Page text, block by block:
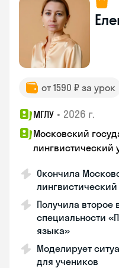
от 1590 ₽ за урок
МГЛУ • 2026 г.
Московский
лингвистический
Окончила
Получила
специальности
языка»
Моделирует
для учеников